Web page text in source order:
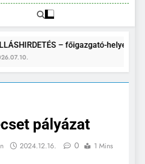
– főigazgató-helyettes
pályázat
2024.12.16. 0 1 Mins